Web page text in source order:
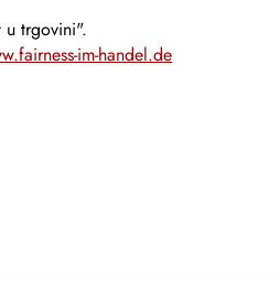
u trgovini".
im-handel.de